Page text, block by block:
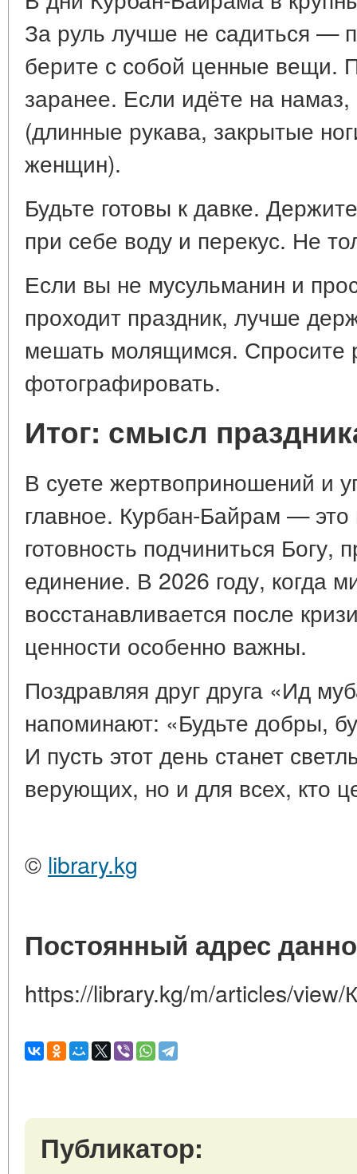
За руль лучше не садиться —
берите с собой ценные вещи.
заранее. Если идёте на
(длинные рукава, закрытые
женщин).
Будьте готовы к давке.
при себе воду и перекус. Не
Если вы не мусульманин и
проходит праздник, лучше
мешать молящимся. Спросите
фотографировать.
Итог: смысл
В суете жертвоприношений и
главное. Курбан-Байрам —
готовность подчиниться Богу,
единение. В 2026 году, когда
восстанавливается после
ценности особенно важны.
Поздравляя друг друга «Ид
напоминают: «Будьте добры,
И пусть этот день станет
верующих, но и для всех, кто
© library.kg
Постоянный адрес
https://library.kg/m/articles/view/
Публикатор: